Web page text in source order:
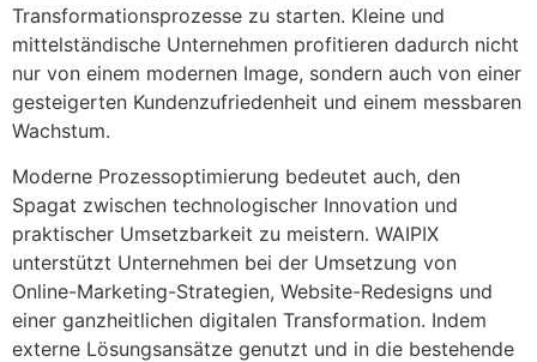
Transformationsprozesse zu starten. Kleine und
mittelständische Unternehmen profitieren dadurch nicht
nur von einem modernen Image, sondern auch von einer
gesteigerten Kundenzufriedenheit und einem messbaren
Wachstum.
Moderne Prozessoptimierung bedeutet auch, den
Spagat zwischen technologischer Innovation und
praktischer Umsetzbarkeit zu meistern. WAIPIX
unterstützt Unternehmen bei der Umsetzung von
Online-Marketing-Strategien, Website-Redesigns und
einer ganzheitlichen digitalen Transformation. Indem
externe Lösungsansätze genutzt und in die bestehende